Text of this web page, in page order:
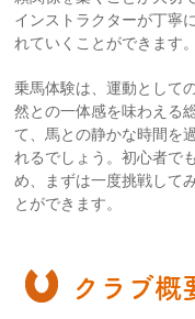
インストラクターが丁寧
れていくことができます。
乗馬体験は、運動として
然との一体感を味わえる
て、馬との静かな時間を
れるでしょう。初心者で
め、まずは一度挑戦して
とができます。
クラブ概